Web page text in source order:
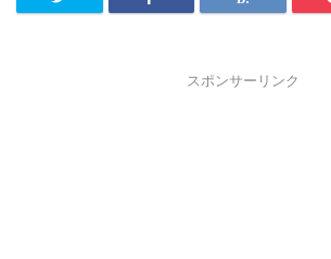
スポンサーリンク